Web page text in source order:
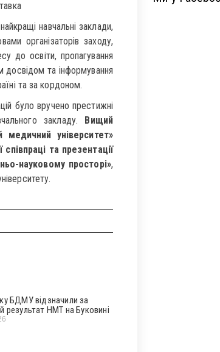
навчальні заклади,
організаторів заходу,
до освіти, пропагування
досвідом та інформування
та за кордоном.
було вручено престижні
закладу. Вищий
університет»
та презентації
науковому просторі»,
БДМУ відзначили за
результат НМТ на Буковині